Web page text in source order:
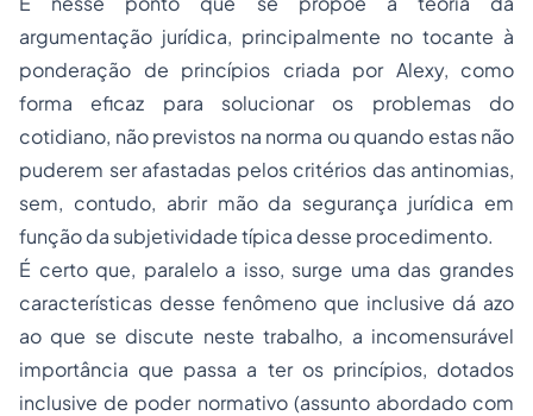
argumentação jurídica, principalmente no tocante à
ponderação de princípios criada por Alexy, como
forma eficaz para solucionar os problemas do
cotidiano, não previstos na norma ou quando estas não
puderem ser afastadas pelos critérios das antinomias,
sem, contudo, abrir mão da segurança jurídica em
função da subjetividade típica desse procedimento.
É certo que, paralelo a isso, surge uma das grandes
características desse fenômeno que inclusive dá azo
ao que se discute neste trabalho, a incomensurável
importância que passa a ter os princípios, dotados
inclusive de poder normativo (assunto abordado com